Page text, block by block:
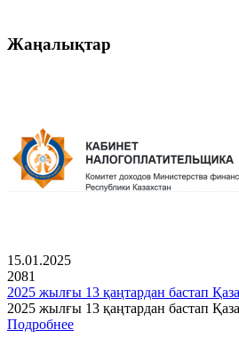
Жаңалықтар
15.01.2025
2081
2025 жылғы 13 қаңтардан бастап
2025 жылғы 13 қаңтардан бастап
Подробнее